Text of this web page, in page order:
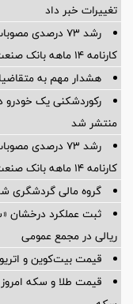
تغییرات خبر داد
کارنامه ۱۴ ماهه بانک صنعت و معدن*
هشدار مهم به
رکوردشکنی یک خودرو
منتشر شد
کارنامه ۱۴ ماهه بانک صنعت و معدن*
گروه مالی گردشگری
ریالی در مجمع عمومی
قیمت بیت‌کوین و اتریوم